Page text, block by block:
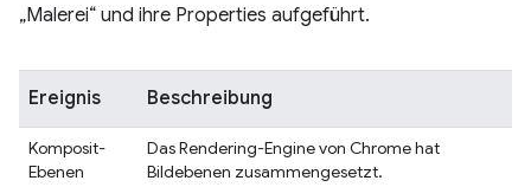
„Malerei“ und ihre Properties aufgeführt.
Ereignis Beschreibung
Komposit-
Ebenen
Das Rendering-Engine von Chrome hat
Bildebenen zusammengesetzt.